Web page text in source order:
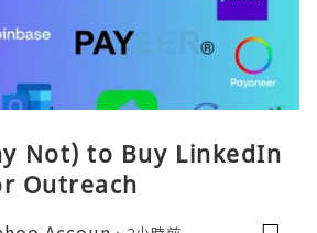
Not) to Buy LinkedIn
Outreach